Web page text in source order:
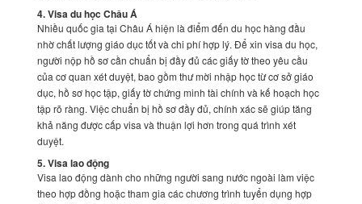
4. Visa du học Châu Á
Nhiều quốc gia tại Châu Á hiện là điểm đến du học hàng đầu
nhờ chất lượng giáo dục tốt và chi phí hợp lý. Để xin visa du học,
người nộp hồ sơ cần chuẩn bị đầy đủ các giấy tờ theo yêu cầu
của cơ quan xét duyệt, bao gồm thư mời nhập học từ cơ sở giáo
dục, hồ sơ học tập, giấy tờ chứng minh tài chính và kế hoạch học
tập rõ ràng. Việc chuẩn bị hồ sơ đầy đủ, chính xác sẽ giúp tăng
khả năng được cấp visa và thuận lợi hơn trong quá trình xét
duyệt.
5. Visa lao động
Visa lao động dành cho những người sang nước ngoài làm việc
theo hợp đồng hoặc tham gia các chương trình tuyển dụng hợp